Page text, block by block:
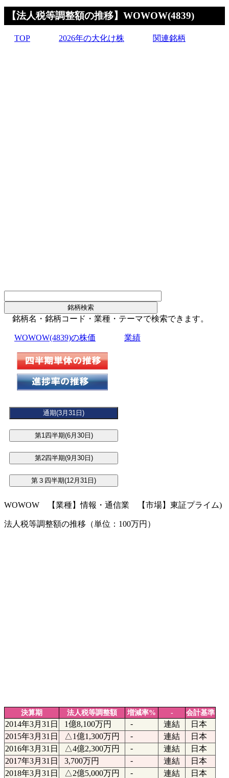
【法人税等調整額の推移】WOWOW(4839)
TOP 2026年の大化け株 関連銘柄
銘柄名・銘柄コード・業種・テーマで検索できます。
WOWOW(4839)の株価 業績
WOWOW 【業種】情報・通信業 【市場】東証プライム)
法人税等調整額の推移（単位：100万円）
決算期 法人税等調整額 増減率% - 会計基準
2014年3月31日 1億8,100万円 - 連結
日本
2015年3月31日
△1億1,300万円 - 連結
日本
2016年3月31日
△4億2,300万円 - 連結
日本
2017年3月31日
3,700万円 - 連結
日本
2018年3月31日
△2億5,000万円 - 連結
日本